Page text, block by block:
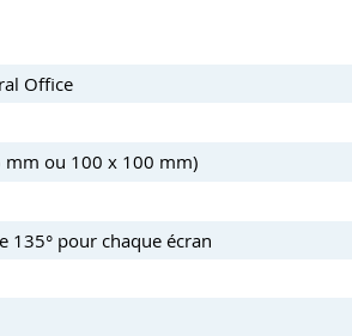
Office
mm ou 100 x 100 mm)
135° pour chaque écran